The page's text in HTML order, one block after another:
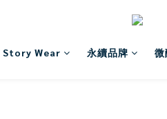
Wear 永續品牌 微